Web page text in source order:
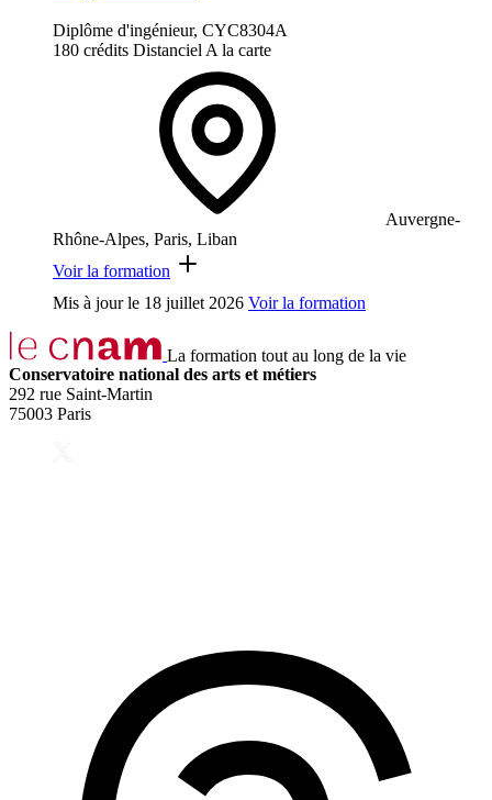
Diplôme d'ingénieur, CYC8304A
180 crédits Distanciel A la carte
Auvergne-
Rhône-Alpes, Paris, Liban
Voir la formation
Mis à jour le 18 juillet 2026 Voir la formation
La formation tout au long de la vie
Conservatoire national des arts et métiers
292 rue Saint-Martin
75003 Paris